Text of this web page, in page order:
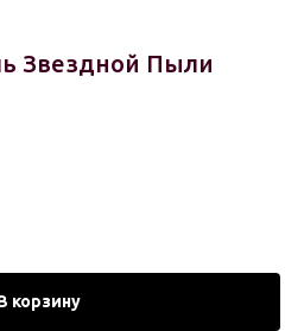
Звездной Пыли
корзину